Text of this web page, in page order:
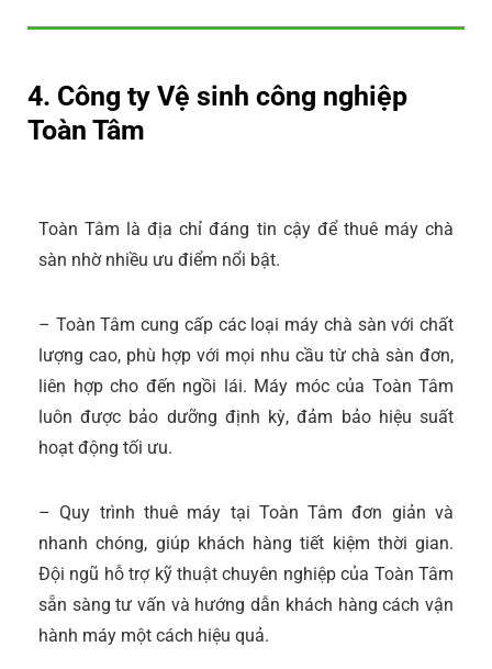
4. Công ty Vệ sinh công nghiệp
Toàn Tâm
Toàn Tâm là địa chỉ đáng tin cậy để thuê máy chà
sàn nhờ nhiều ưu điểm nổi bật.
– Toàn Tâm cung cấp các loại máy chà sàn với chất
lượng cao, phù hợp với mọi nhu cầu từ chà sàn đơn,
liên hợp cho đến ngồi lái. Máy móc của Toàn Tâm
luôn được bảo dưỡng định kỳ, đảm bảo hiệu suất
hoạt động tối ưu.
– Quy trình thuê máy tại Toàn Tâm đơn giản và
nhanh chóng, giúp khách hàng tiết kiệm thời gian.
Đội ngũ hỗ trợ kỹ thuật chuyên nghiệp của Toàn Tâm
sẵn sàng tư vấn và hướng dẫn khách hàng cách vận
hành máy một cách hiệu quả.